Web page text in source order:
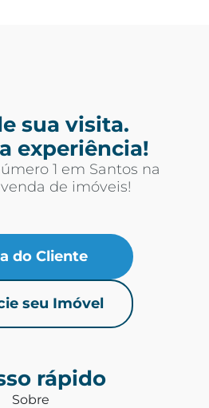
sua visita.
experiência!
1 em Santos na
de imóveis!
do Cliente
seu Imóvel
rápido
Sobre